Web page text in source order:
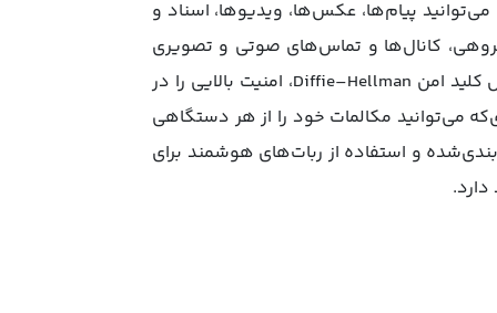
پیام‌ها، عکس‌ها، ویدیوها، اسناد و
گروهی، کانال‌ها و تماس‌های صوتی و تصویری
بهره‌مند شوید. اپلیکیشن Telegram با ترکیبی از رمزگذاری‌ متقارن ۲۵۶ بیتی AES، رمزگذاری ۲۰۴۸ بیتی RSA و تبادل کلید امن Diffie–Hellman، امنیت بالایی را در
می‌توانید مکالمات خود را از هر دستگاهی
و استفاده از ربات‌های هوشمند برای